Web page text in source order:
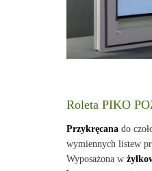
Roleta PIKO
Przykręcanado
wymiennych listew
Wyposażona w